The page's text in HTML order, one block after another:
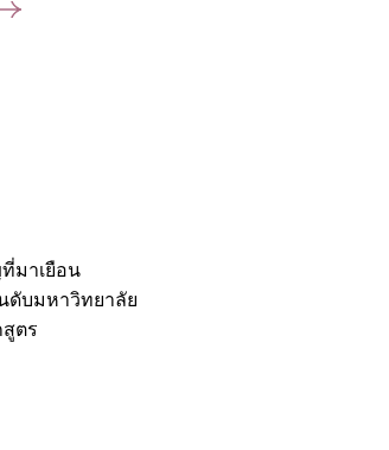
มาเยือน
ดับมหาวิทยาลัย
ตร